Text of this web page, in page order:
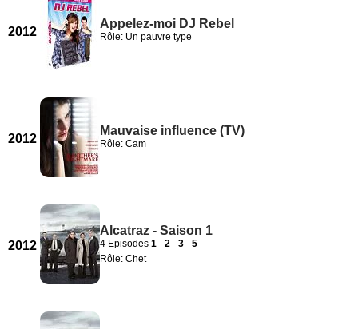
2012
Appelez-moi DJ Rebel
Rôle: Un pauvre type
2012
Mauvaise influence (TV)
Rôle: Cam
2012
Alcatraz - Saison 1
4 Episodes 1 - 2 - 3 - 5
Rôle: Chet